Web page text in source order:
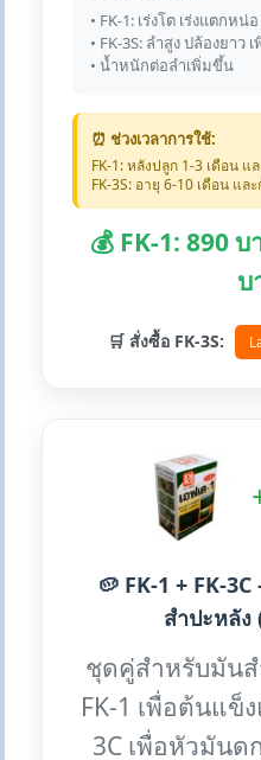
• FK-1: เร่งโต เร่งแตกหน่
• FK-3S: ลำสูง ปล้องยาว
• น้ำหนักต่อลำเพิ่มขึ้น
⏰ ช่วงเวลาการใช้:
FK-1: หลังปลูก 1-3 เดือน แ
FK-3S: อายุ 6-10 เดือน แล
💰 FK-1: 890
บ
🛒 สั่งซื้อ FK-3S:
🥔 FK-1 + FK-
สำปะหลัง
ชุดคู่สำหรับมันส
FK-1 เพื่อต้นแข็
3C เพื่อหัวมันด